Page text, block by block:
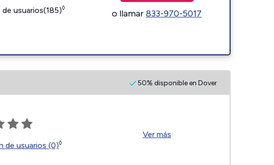
usuarios(185)◊ o llamar833-970-5017
50% disponible en Dover
de usuarios (0)◊
Ver más